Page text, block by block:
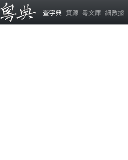
查字典 資源 粵文庫 細數據